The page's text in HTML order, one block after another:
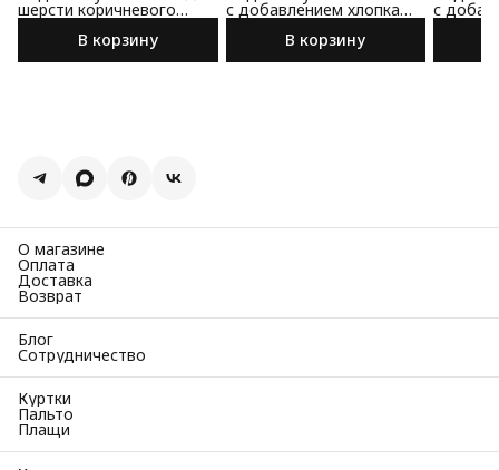
шерсти коричневого
цвета
В корзину
с добавлением хлопка
сине-коричневого цвета
В корзину
с
О магазине
Оплата
Доставка
Возврат
Блог
Сотрудничество
Куртки
Пальто
Плащи